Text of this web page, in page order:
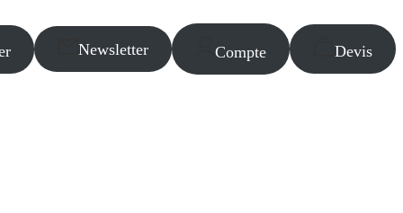
Newsletter Compte Devis